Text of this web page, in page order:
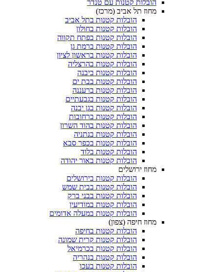
הובלות קטנות עם טנדר
מחוז תל אביב (מרכז)
הובלות קטנות בתל אביב
הובלות קטנות בחולון​
הובלות קטנות בפתח תקווה
הובלות קטנות ברמת גן
הובלות קטנות בראשון לציון
הובלות קטנות בהרצליה
הובלות קטנות ביבנה
הובלות קטנות בבת ים
הובלות קטנות ברעננה
הובלות קטנות בגבעתיים
הובלות קטנות בגן יבנה
הובלות קטנות ברחובות
הובלות קטנות בהוד השרון
הובלות קטנות בנתניה
הובלות קטנות בכפר סבא
הובלות קטנות בלוד
הובלות קטנות באור יהודה
מחוז ירושלים
הובלות קטנות בירושלים
הובלות קטנות בבית שמש
הובלות קטנות בבני ברק
הובלות קטנות במודיעין
הובלות קטנות במעלה אדומים
מחוז חיפה (צפון)
הובלות קטנות בחיפה
הובלות קטנות קרית שמונה
הובלות קטנות בכרמיאל
הובלות קטנות בנהריה
הובלות קטנות בעכו